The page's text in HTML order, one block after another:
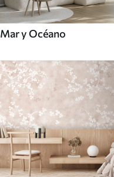
Mar y Océano